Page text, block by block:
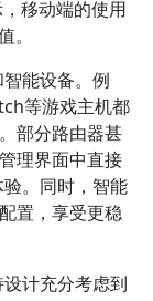
移动端的使用
能设备。例
等游戏主机都
部分路由器甚
理界面中直接
。同时，智能
置，享受更稳
计充分考虑到